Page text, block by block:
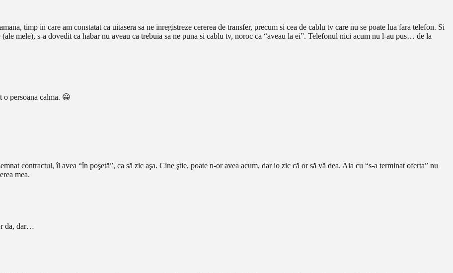
timp in care am constatat ca uitasera sa ne inregistreze cererea de transfer, precum si cea de cablu tv care nu se poate lua fara telefon. Si
mele), s-a dovedit ca habar nu aveau ca trebuia sa ne puna si cablu tv, noroc ca “aveau la ei”. Telefonul nici acum nu l-au pus… de la
persoana calma. 😀
contractul, îl avea “în poşetă”, ca să zic aşa. Cine ştie, poate n-or avea acum, dar io zic că or să vă dea. Aia cu “s-a terminat oferta” nu
mea.
da, dar…